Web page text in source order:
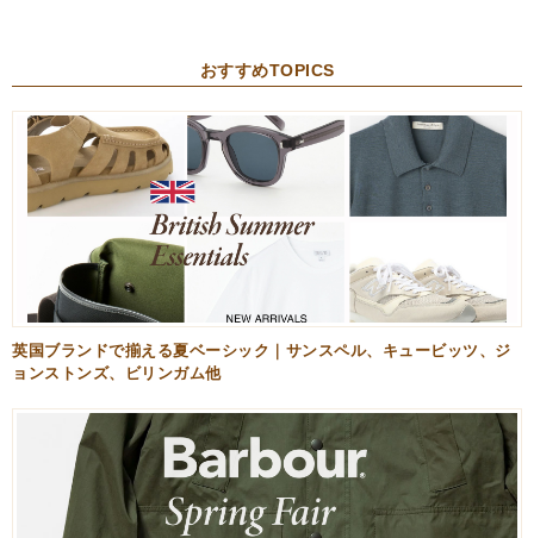
おすすめTOPICS
英国ブランドで揃える夏ベーシック｜サンスペル、キュービッツ、ジ
ョンストンズ、ビリンガム他